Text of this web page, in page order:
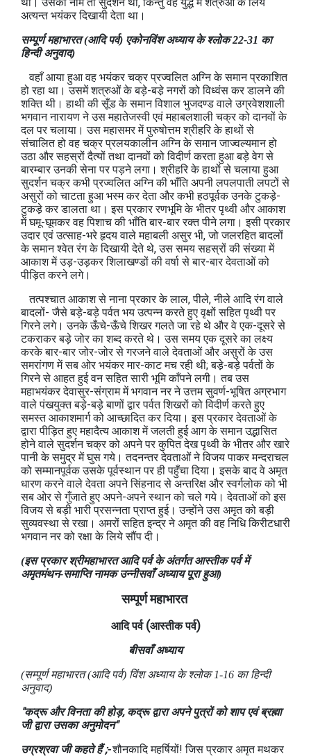
अत्यन्त भयंकर दिखायी देता था।
सम्पूर्ण महाभारत (आदि पर्व) एकोनविंश अध्‍याय के श्लोक 22-31 का
हिन्दी अनुवाद)
वहाँ आया हुआ वह भयंकर चक्र प्रज्वलित अग्नि के समान प्रकाशित
हो रहा था। उसमें शत्रुओं के बड़े-बडे़ नगरों को विध्वंस कर डालने की
शक्ति थी। हाथी की सूँड के समान विशाल भुजदण्ड वाले उग्रवेशशाली
भगवान नारायण ने उस महातेजस्वी एवं महाबलशाली चक्र को दानवों के
दल पर चलाया। उस महासमर में पुरुषोत्तम श्रीहरि के हाथों से
संचालित हो वह चक्र प्रलयकालीन अग्नि के समान जाज्वल्यमान हो
उठा और सहस्रों दैत्यों तथा दानवों को विदीर्ण करता हुआ बड़े वेग से
बारम्बार उनकी सेना पर पड़ने लगा। श्रीहरि के हाथों से चलाया हुआ
सुदर्शन चक्र कभी प्रज्वलित अग्नि की भाँति अपनी लपलपाती लपटों से
असुरों को चाटता हुआ भस्म कर देता और कभी हठपूर्वक उनके टुकड़े-
टुकडे़ कर डालता था। इस प्रकार रणभूमि के भीतर पृथ्वी और आकाश
में घमू-घूमकर वह पिशाच की भाँति बार-बार रक्‍त पीने लगा। इसी प्रकार
उदार एवं उत्साह-भरे हृदय वाले महाबली असुर भी, जो जलरहित बादलों
के समान श्वेत रंग के दिखायी देते थे, उस समय सहस्रों की संख्या में
आकाश में उड़-उड़कर शिलाखण्डों की वर्षा से बार-बार देवताओं को
पीड़ित करने लगे।
तत्पश्चात आकाश से नाना प्रकार के लाल, पीले, नीले आदि रंग वाले
बादलों- जैसे बड़े-बड़े पर्वत भय उत्पन्न करते हुए वृक्षों सहित पृथ्वी पर
गिरने लगे। उनके ऊँचे-ऊँचे शिखर गलते जा रहे थे और वे एक-दूसरे से
टकराकर बड़े जोर का शब्द करते थे। उस समय एक दूसरे का लक्ष्य
करके बार-बार जोर-जोर से गरजने वाले देवताओं और असुरों के उस
समरांगण में सब ओर भयंकर मार-काट मच रही थी; बडे़-बड़े पर्वतों के
गिरने से आहत हुई वन सहित सारी भूमि काँपने लगी। तब उस
महाभयंकर देवासुर-संग्राम में भगवान नर ने उत्तम सुवर्ण-भूषित अग्रभाग
वाले पंखयुक्त बड़े-बड़े बाणों द्वार पर्वत शिखरों को विदीर्ण करते हुए
समस्त आकाशमार्ग को आच्छादित कर दिया। इस प्रकार देवताओं के
द्वारा पीड़ित हुए महादैत्य आकाश में जलती हुई आग के समान उद्भासित
होने वाले सुदर्शन चक्र को अपने पर कुपित देख पृथ्वी के भीतर और खारे
पानी के समुद्र में घुस गये। तदनन्तर देवताओं ने विजय पाकर मन्दराचल
को सम्मानपूर्वक उसके पूर्वस्थान पर ही पहुँचा दिया। इसके बाद वे अमृत
धारण करने वाले देवता अपने सिंहनाद से अन्तरिक्ष और स्वर्गलोक को भी
सब ओर से गुँजाते हुए अपने-अपने स्थान को चले गये। देवताओं को इस
विजय से बड़ी भारी प्रसन्नता प्राप्त हुई। उन्होंने उस अमृत को बड़ी
सुव्यवस्था से रखा। अमरों सहित इन्द्र ने अमृत की वह निधि किरीटधारी
भगवान नर को रक्षा के लिये सौंप दी।
(इस प्रकार श्रीमहाभारत आदि पर्व के अंतर्गत आस्तीक पर्व में
अमृतमंथन-समाप्ति नामक उन्नीसवाँ अध्याय पूरा हुआ)
सम्पूर्ण महाभारत
आदि पर्व (आस्तीकपर्व)
बीसवाँ अध्याय
(सम्पूर्ण महाभारत (आदि पर्व) विंश अध्‍याय के श्लोक 1-16 का हिन्दी
अनुवाद)
"कद्रू और विनता की होड़, कद्रू द्वारा अपने पुत्रों को शाप एवं ब्रह्मा
जी द्वारा उसका अनुमोदन"
उग्रश्रवा जी कहते हैं ;-शौनकादि महर्षियों! जिस प्रकार अमृत मथकर